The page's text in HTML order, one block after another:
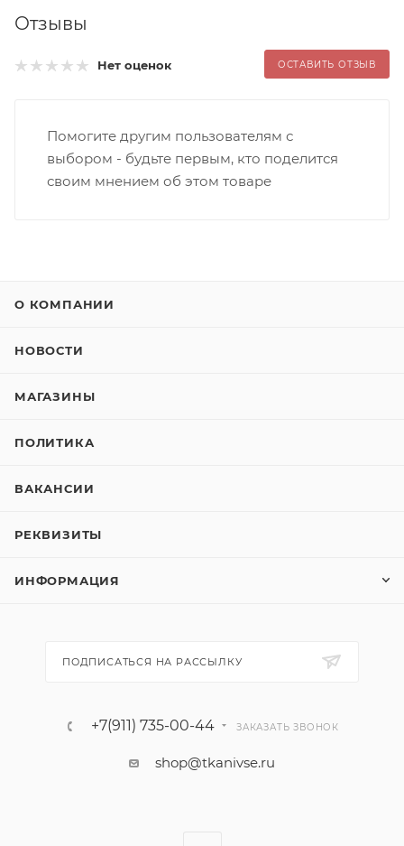
Отзывы
Нет оценок ОСТАВИТЬ ОТЗЫВ
Помогите другим пользователям с
выбором - будьте первым, кто поделится
своим мнением об этом товаре
О КОМПАНИИ
НОВОСТИ
МАГАЗИНЫ
ПОЛИТИКА
ВАКАНСИИ
РЕКВИЗИТЫ
ИНФОРМАЦИЯ
ПОДПИСАТЬСЯ НА РАССЫЛКУ
+7(911) 735-00-44 ЗАКАЗАТЬ ЗВОНОК
shop@tkanivse.ru